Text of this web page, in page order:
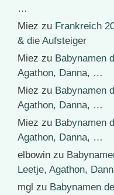
…
Miez zu Frankreich
& die Aufsteiger
Miez zu Babynamen
Agathon, Danna, …
Miez zu Babynamen
Agathon, Danna, …
Miez zu Babynamen
Agathon, Danna, …
elbowin zu
Leetje, Agathon,
mgl zu Babynamen